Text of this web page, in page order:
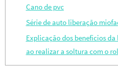
Cano de pvc
Série de auto liberação
Explicação dos benefícios
ao realizar a soltura com o